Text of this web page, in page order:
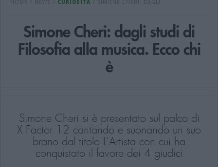
HOME NEWS CURIOSITÀ SIMONE CHERI: DAGLI...
Simone Cheri: dagli studi di
Filosofia alla musica. Ecco chi
è
Simone Cheri si è presentato sul palco di
X Factor 12 cantando e suonando un suo
brano dal titolo L'Artista con cui ha
conquistato il favore dei 4 giudici